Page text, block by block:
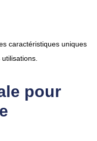
caractéristiques uniques
pour